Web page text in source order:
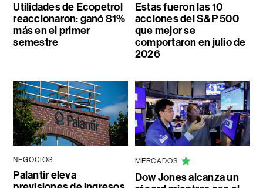
Utilidades de Ecopetrol
reaccionaron: ganó 81%
más en el primer
semestre
Estas fueron las 10
acciones del S&P 500
que mejor se
comportaron en julio de
2026
NEGOCIOS
Palantir eleva
MERCADOS
Dow Jones alcanza un